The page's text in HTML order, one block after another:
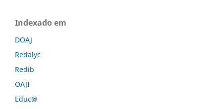
Indexado em
DOAJ
Redalyc
Redib
OAJI
Educ@